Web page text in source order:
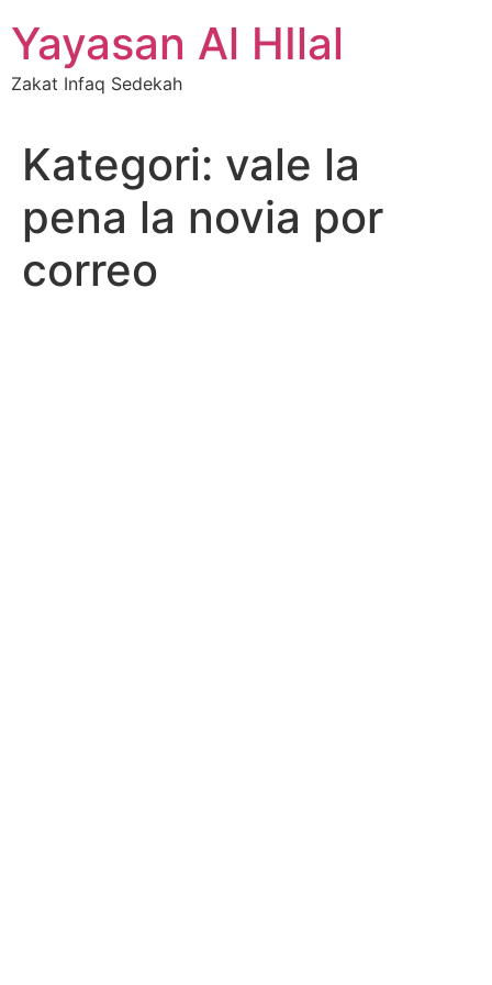
to
content
Yayasan Al HIlal
Zakat Infaq Sedekah
Kategori: vale la
pena la novia por
correo